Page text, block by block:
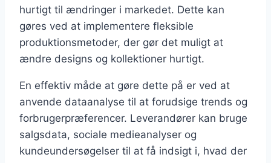
hurtigt til ændringer i markedet. Dette kan
gøres ved at implementere fleksible
produktionsmetoder, der gør det muligt at
ændre designs og kollektioner hurtigt.
En effektiv måde at gøre dette på er ved at
anvende dataanalyse til at forudsige trends og
forbrugerpræferencer. Leverandører kan bruge
salgsdata, sociale medieanalyser og
kundeundersøgelser til at få indsigt i, hvad der